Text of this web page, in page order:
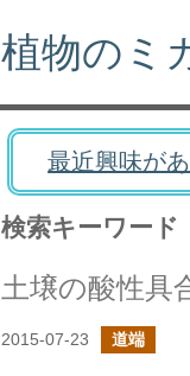
植物のミ
最近興味が
検索キーワード
土壌の酸性具
2015-07-23 道端